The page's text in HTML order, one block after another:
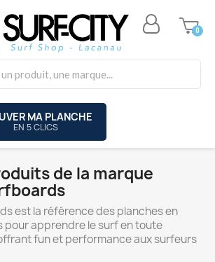
MA PLANCHE
EN 5 CLICS
de la marque
est la référence des planches en
pour apprendre le surf en toute
fun et performance aux surfeurs